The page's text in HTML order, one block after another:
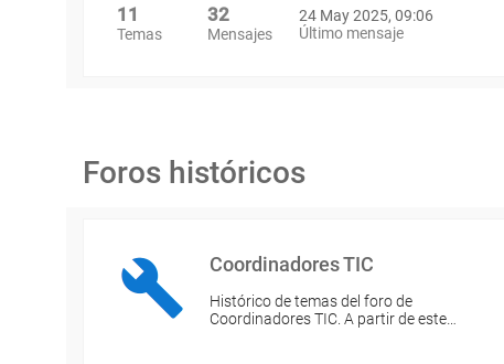
11
Temas
32
Mensajes
24 May 2025, 09:06
Último mensaje
Foros históricos
Coordinadores TIC
Histórico de temas del foro de
Coordinadores TIC. A partir de este…